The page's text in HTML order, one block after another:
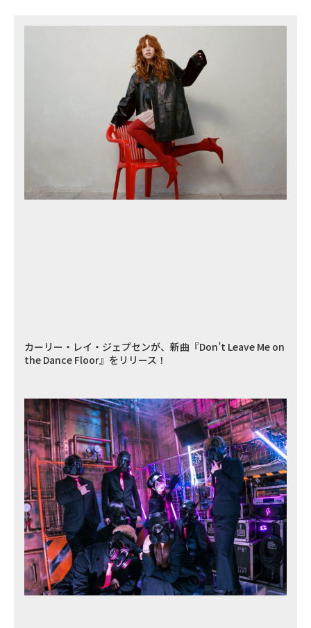
カーリー・レイ・ジェプセンが、新曲『Don’t Leave Me on
the Dance Floor』をリリース！